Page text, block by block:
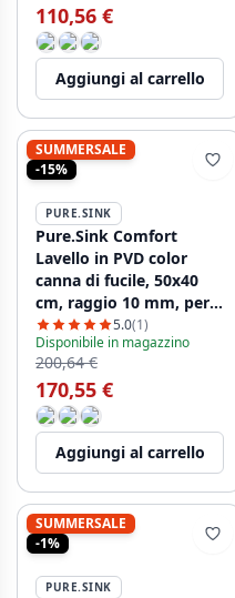
110,56 €
Aggiungi al carrello
SUMMERSALE
-15%
PURE.SINK
Pure.Sink Comfort
Lavello in PVD color
canna di fucile, 50x40
cm, raggio 10 mm, per
incasso, a filo o a
incasso parziale
PCM5040-61
5.0(1)
Disponibile in magazzino
200,64 €
170,55 €
Aggiungi al carrello
SUMMERSALE
-1%
PURE.SINK